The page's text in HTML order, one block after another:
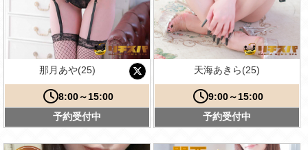
那月あや(25)
8:00～15:00
予約受付中
天海あきら(25)
9:00～15:00
予約受付中